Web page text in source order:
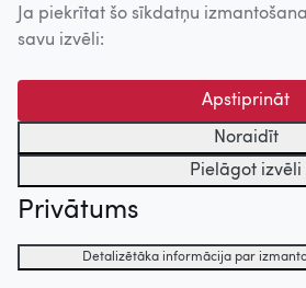
Ja piekrītat šo sīkdatņu
savu izvēli:
Apstiprināt
Noraidīt
Pielāgot izvēli
Privātums
Detalizētāka informācija par